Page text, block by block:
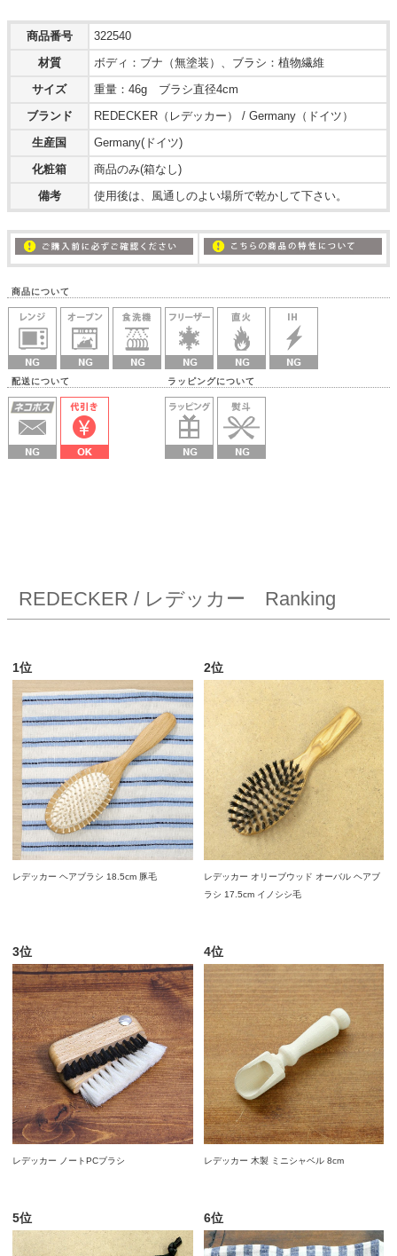
商品番号
322540
材質
ボディ：ブナ（無塗装）、ブラシ：植物繊維
サイズ
重量：46g ブラシ直径4cm
ブランド
REDECKER（レデッカー） / Germany（ドイツ）
生産国
Germany(ドイツ)
化粧箱
商品のみ(箱なし)
備考
使用後は、風通しのよい場所で乾かして下さい。
商品について
配送について ラッピングについて